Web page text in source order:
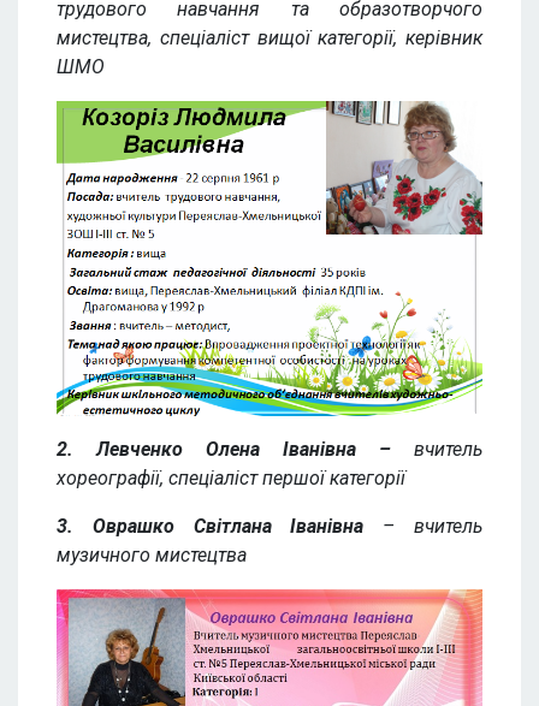
трудового навчання та образотворчого
мистецтва, спеціаліст вищої категорії, керівник
ШМО
2. Левченко Олена Іванівна – вчитель
хореографії, спеціаліст першої категорії
3. Оврашко Світлана Іванівна – вчитель
музичного мистецтва